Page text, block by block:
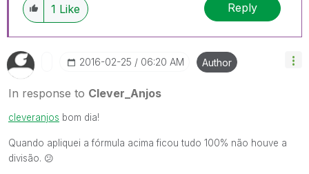
1 Like Reply
‎2016-02-25 06:20 AM Author
In response to Clever_Anjos
cleveranjos ‌ bom dia!
Quando apliquei a fórmula acima ficou tudo 100% não houve a
divisão. 😕